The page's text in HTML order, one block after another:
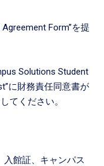
Form”を提
Solutions Student
に財務責任同意書が
てください。
入館証、キャンパス